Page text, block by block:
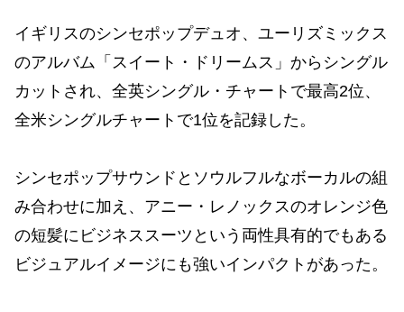
イギリスのシンセポップデュオ、ユーリズミックス
のアルバム「スイート・ドリームス」からシングル
カットされ、全英シングル・チャートで最高2位、
全米シングルチャートで1位を記録した。
シンセポップサウンドとソウルフルなボーカルの組
み合わせに加え、アニー・レノックスのオレンジ色
の短髪にビジネススーツという両性具有的でもある
ビジュアルイメージにも強いインパクトがあった。